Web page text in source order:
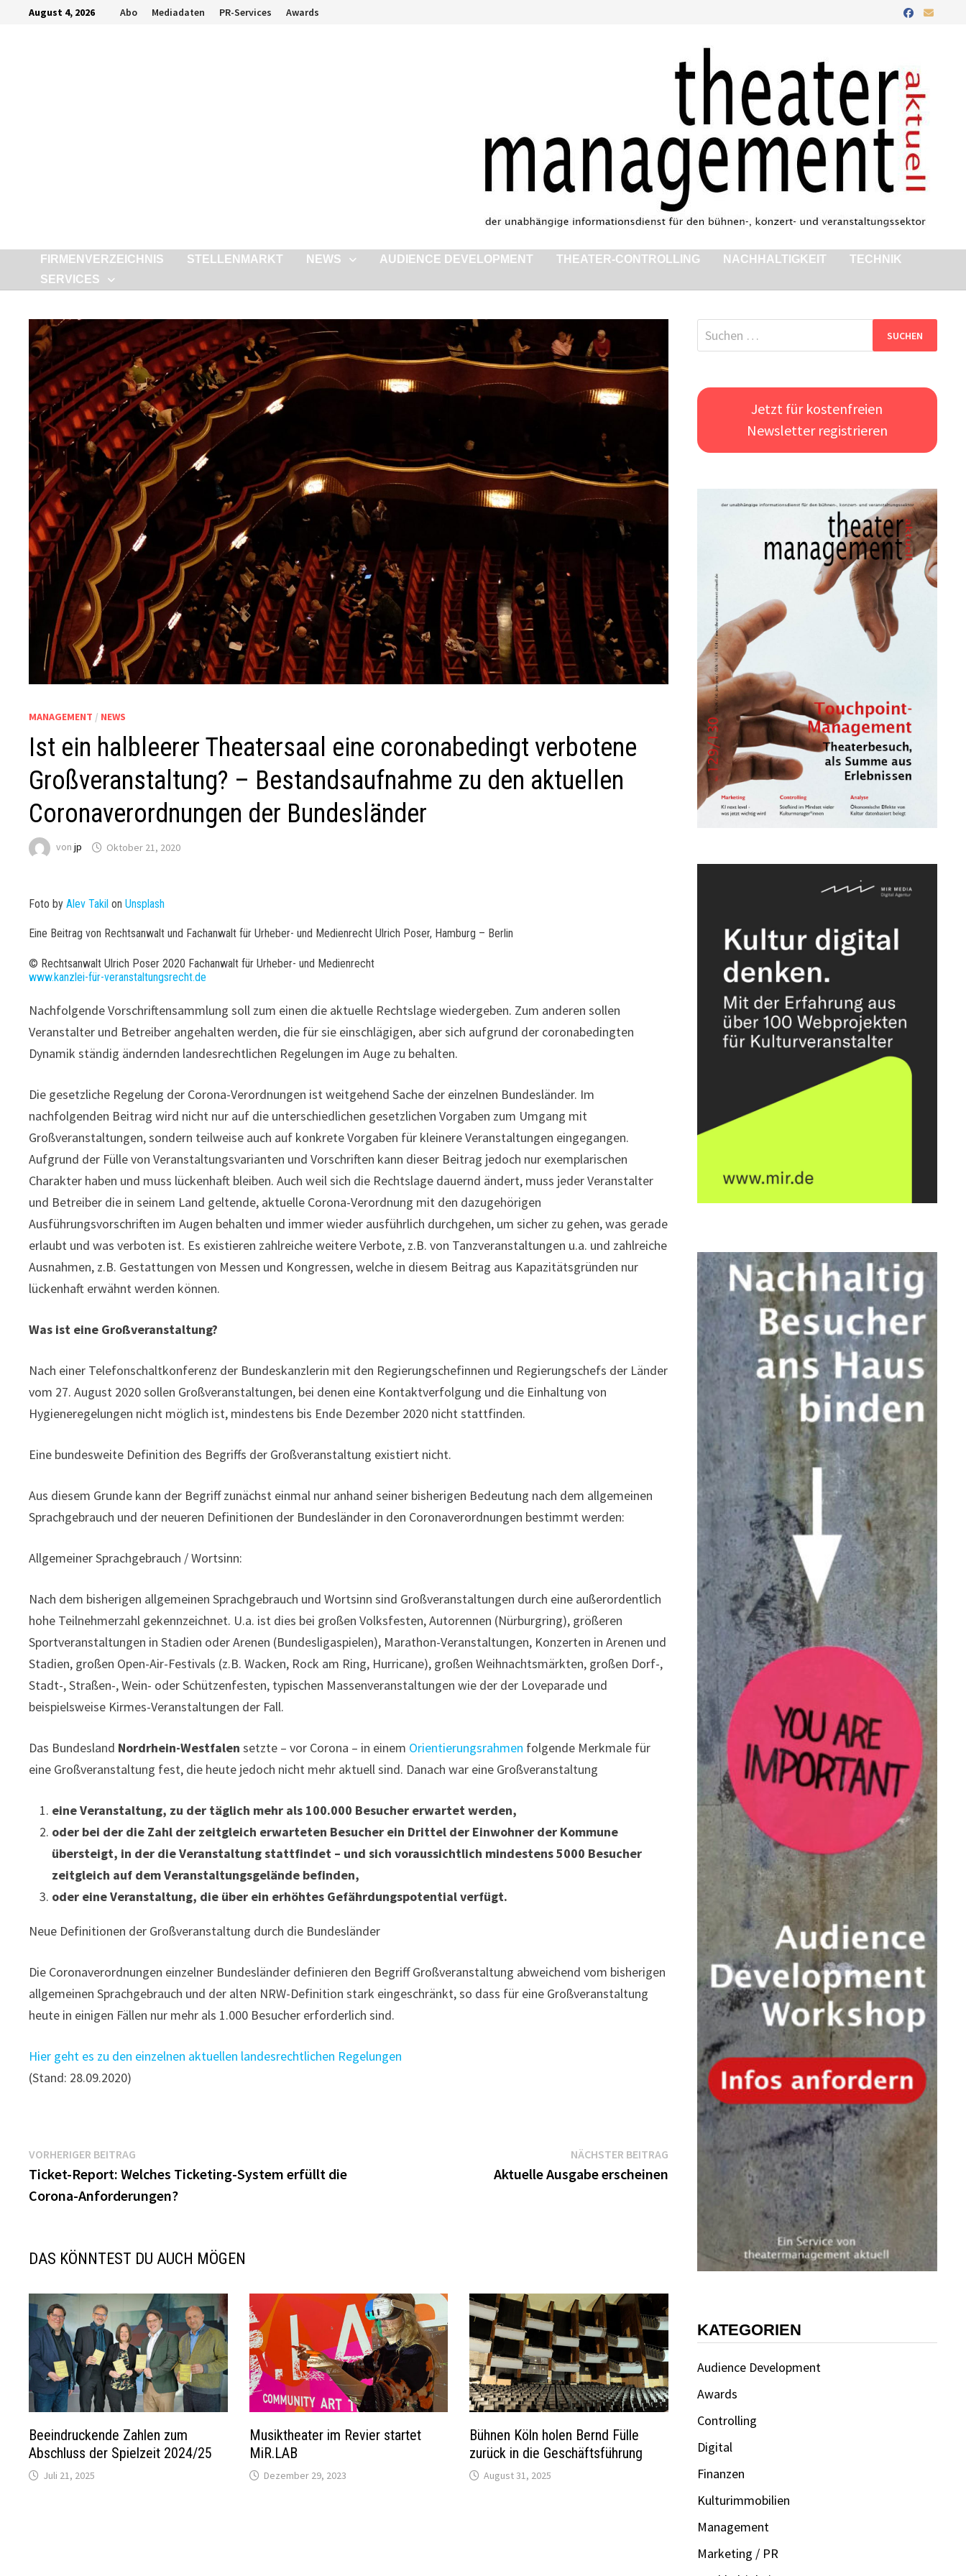
ZurückAugust 4, 2026 Abo Mediadaten PR-Services Awards
FIRMENVERZEICHNIS STELLENMARKT NEWS AUDIENCE DEVELOPMENT THEATER-CONTROLLING NACHHALTIGKEIT
TECHNIK
SERVICES
MANAGEMENT / NEWS
Ist ein halbleerer Theatersaal eine coronabedingt verbotene
Großveranstaltung? – Bestandsaufnahme zu den aktuellen
Coronaverordnungen der Bundesländer
vonjp Oktober 21, 2020
Foto byAlev Takil onUnsplash
Eine Beitrag von Rechtsanwalt und Fachanwalt für Urheber- und Medienrecht Ulrich Poser, Hamburg – Berlin
© Rechtsanwalt Ulrich Poser 2020 Fachanwalt für Urheber- und Medienrecht
www.kanzlei-für-veranstaltungsrecht.de
Nachfolgende Vorschriftensammlung soll zum einen die aktuelle Rechtslage wiedergeben. Zum anderen sollen
Veranstalter und Betreiber angehalten werden, die für sie einschlägigen, aber sich aufgrund der coronabedingten
Dynamik ständig ändernden landesrechtlichen Regelungen im Auge zu behalten.
Die gesetzliche Regelung der Corona-Verordnungen ist weitgehend Sache der einzelnen Bundesländer. Im
nachfolgenden Beitrag wird nicht nur auf die unterschiedlichen gesetzlichen Vorgaben zum Umgang mit
Großveranstaltungen, sondern teilweise auch auf konkrete Vorgaben für kleinere Veranstaltungen eingegangen.
Aufgrund der Fülle von Veranstaltungsvarianten und Vorschriften kann dieser Beitrag jedoch nur exemplarischen
Charakter haben und muss lückenhaft bleiben. Auch weil sich die Rechtslage dauernd ändert, muss jeder Veranstalter
und Betreiber die in seinem Land geltende, aktuelle Corona-Verordnung mit den dazugehörigen
Ausführungsvorschriften im Augen behalten und immer wieder ausführlich durchgehen, um sicher zu gehen, was gerade
erlaubt und was verboten ist. Es existieren zahlreiche weitere Verbote, z.B. von Tanzveranstaltungen u.a. und zahlreiche
Ausnahmen, z.B. Gestattungen von Messen und Kongressen, welche in diesem Beitrag aus Kapazitätsgründen nur
lückenhaft erwähnt werden können.
Was ist eine Großveranstaltung?
Nach einer Telefonschaltkonferenz der Bundeskanzlerin mit den Regierungschefinnen und Regierungschefs der Länder
vom 27. August 2020 sollen Großveranstaltungen, bei denen eine Kontaktverfolgung und die Einhaltung von
Hygieneregelungen nicht möglich ist, mindestens bis Ende Dezember 2020 nicht stattfinden.
Eine bundesweite Definition des Begriffs der Großveranstaltung existiert nicht.
Aus diesem Grunde kann der Begriff zunächst einmal nur anhand seiner bisherigen Bedeutung nach dem allgemeinen
Sprachgebrauch und der neueren Definitionen der Bundesländer in den Coronaverordnungen bestimmt werden:
Allgemeiner Sprachgebrauch / Wortsinn:
Nach dem bisherigen allgemeinen Sprachgebrauch und Wortsinn sind Großveranstaltungen durch eine außerordentlich
hohe Teilnehmerzahl gekennzeichnet. U.a. ist dies bei großen Volksfesten, Autorennen (Nürburgring), größeren
Sportveranstaltungen in Stadien oder Arenen (Bundesligaspielen), Marathon-Veranstaltungen, Konzerten in Arenen und
Stadien, großen Open-Air-Festivals (z.B. Wacken, Rock am Ring, Hurricane), großen Weihnachtsmärkten, großen Dorf-,
Stadt-, Straßen-, Wein- oder Schützenfesten, typischen Massenveranstaltungen wie der der Loveparade und
beispielsweise Kirmes-Veranstaltungen der Fall.
Das Bundesland Nordrhein-Westfalen setzte – vor Corona – in einem Orientierungsrahmen folgende Merkmale für
eine Großveranstaltung fest, die heute jedoch nicht mehr aktuell sind. Danach war eine Großveranstaltung
eine Veranstaltung, zu der täglich mehr als 100.000 Besucher erwartet werden,
oder bei der die Zahl der zeitgleich erwarteten Besucher ein Drittel der Einwohner der Kommune
übersteigt, in der die Veranstaltung stattfindet – und sich voraussichtlich mindestens 5000 Besucher
zeitgleich auf dem Veranstaltungsgelände befinden,
oder eine Veranstaltung, die über ein erhöhtes Gefährdungspotential verfügt.
Neue Definitionen der Großveranstaltung durch die Bundesländer
Die Coronaverordnungen einzelner Bundesländer definieren den Begriff Großveranstaltung abweichend vom bisherigen
allgemeinen Sprachgebrauch und der alten NRW-Definition stark eingeschränkt, so dass für eine Großveranstaltung
heute in einigen Fällen nur mehr als 1.000 Besucher erforderlich sind.
Hier geht es zu den einzelnen aktuellen landesrechtlichen Regelungen
(Stand: 28.09.2020)
Beitragsnavigation
VORHERIGER BEITRAG
Beitrag:
Ticket-Report: Welches Ticketing-System erfüllt die
Corona-Anforderungen?
NÄCHSTER BEITRAGNächster
Beitrag:
Aktuelle Ausgabe erscheinen
DAS KÖNNTEST DU AUCH MÖGEN
Beeindruckende Zahlen zum
Abschluss der Spielzeit 2024/25
Juli 21, 2025
Musiktheater im Revier startet
MiR.LAB
Dezember 29, 2023
Bühnen Köln holen Bernd Fülle
zurück in die Geschäftsführung
August 31, 2025
Suchen
nach:
Jetzt für kostenfreien
Newsletter registrieren
KATEGORIEN
Audience Development
Awards
Controlling
Digital
Finanzen
Kulturimmobilien
Management
Marketing / PR